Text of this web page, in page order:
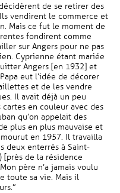
de se retirer des
vendirent le commerce et
Mais ce fut le moment de
fondirent comme
sur Angers pour ne pas
Cyprienne étant mariée
Angers [en 1932] et
eut l’idée de décorer
et de les vendre
Il avait déjà un peu
en couleur avec des
qu’on appelait des
plus en plus mauvaise et
en 1957. Il travailla
deux enterrés à Saint-
[près de la résidence
père n’a jamais voulu
toute sa vie. Mais il